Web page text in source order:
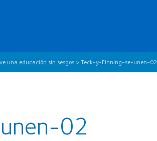
una educación sin sesgos> Teck-y-Finning-se-unen-02
02